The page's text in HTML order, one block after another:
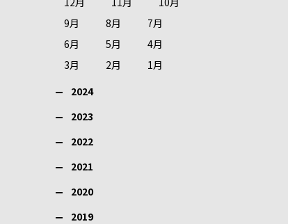
9月
8月
7月
6月
5月
4月
3月
2月
1月
2024
2023
2022
2021
2020
2019